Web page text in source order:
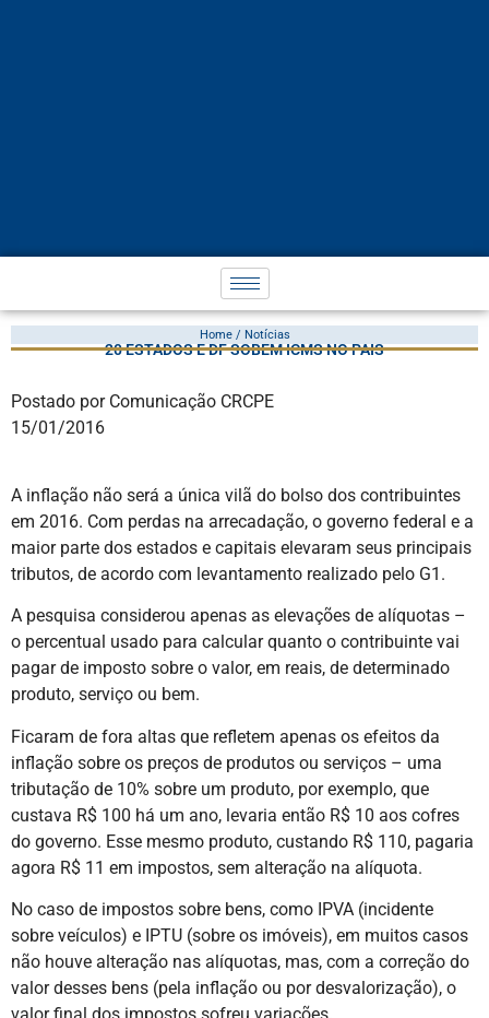
20 ESTADOS E DF SOBEM ICMS NO PAÍS
Home / Notícias
Postado por Comunicação CRCPE
15/01/2016
A inflação não será a única vilã do bolso dos contribuintes
em 2016. Com perdas na arrecadação, o governo federal e a
maior parte dos estados e capitais elevaram seus principais
tributos, de acordo com levantamento realizado pelo G1.
A pesquisa considerou apenas as elevações de alíquotas –
o percentual usado para calcular quanto o contribuinte vai
pagar de imposto sobre o valor, em reais, de determinado
produto, serviço ou bem.
Ficaram de fora altas que refletem apenas os efeitos da
inflação sobre os preços de produtos ou serviços – uma
tributação de 10% sobre um produto, por exemplo, que
custava R$ 100 há um ano, levaria então R$ 10 aos cofres
do governo. Esse mesmo produto, custando R$ 110, pagaria
agora R$ 11 em impostos, sem alteração na alíquota.
No caso de impostos sobre bens, como IPVA (incidente
sobre veículos) e IPTU (sobre os imóveis), em muitos casos
não houve alteração nas alíquotas, mas, com a correção do
valor desses bens (pela inflação ou por desvalorização), o